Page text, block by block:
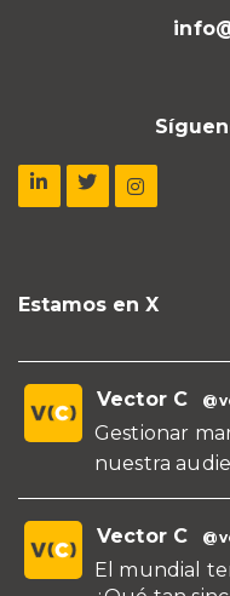
Estamos en X
Vector C
Gestionar
nuestra
Vector C
El mundial